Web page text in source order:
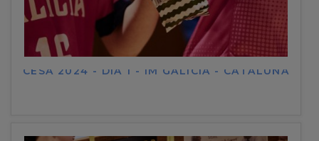
CESA 2024 - DÍA 1 - IM GALICIA - CATALUÑA